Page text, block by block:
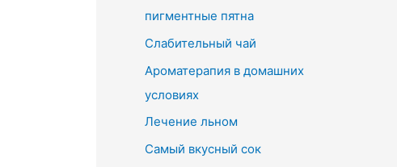
пигментные пятна
Слабительный чай
Ароматерапия в домашних
условиях
Лечение льном
Самый вкусный сок